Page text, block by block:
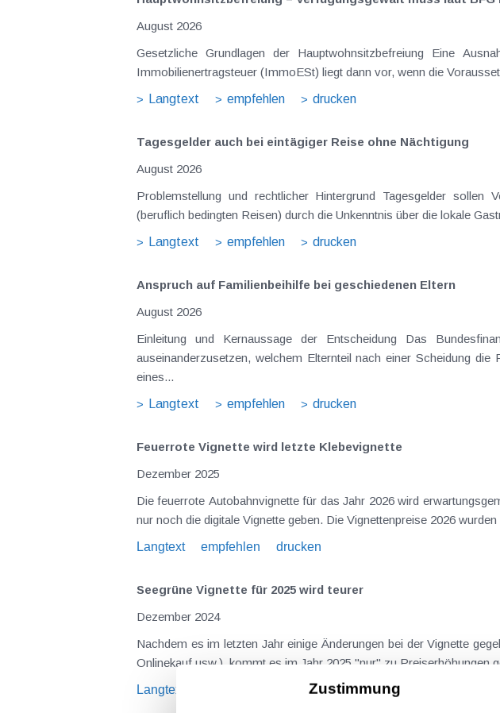
Zustimmung
August 2026
Gesetzliche Grundlagen der Hauptwohnsitzbefreiung Eine Ausnahme von der bei privaten Grundstücksveräußerungen regelmäßig anfallenden
Immobilienertragsteuer (ImmoESt) liegt dann vor, wenn die
Langtext
empfehlen drucken
Tagesgelder auch bei eintägiger Reise ohne Nächtigung
August 2026
Problemstellung und rechtlicher Hintergrund Tagesgelder sollen Verpflegungsmehraufwendungen ausgleichen, welche im Zuge von Dienstreisen
(beruflich bedingten Reisen) durch die Unkenntnis über die lokale
Langtext
empfehlen drucken
Anspruch auf Familienbeihilfe bei geschiedenen Eltern
August 2026
Einleitung und Kernaussage der Entscheidung Das Bundesfinanzgericht (GZ RV/7103366/2025 vom 10.02.2026) hatte sich mit der Frage
auseinanderzusetzen, welchem Elternteil nach einer Scheidung
eines...
Langtext
empfehlen drucken
Feuerrote Vignette wird letzte Klebevignette
Dezember 2025
Die feuerrote Autobahnvignette für das Jahr 2026 wird
nur noch die digitale Vignette geben. Die Vignettenpreise 2026
Langtext
empfehlen drucken
Seegrüne Vignette für 2025 wird teurer
Dezember 2024
Nachdem es im letzten Jahr einige Änderungen bei der Vignette
Onlinekauf usw.), kommt es im Jahr 2025 "nur" zu Preiserhöhungen
Langtext
drucken